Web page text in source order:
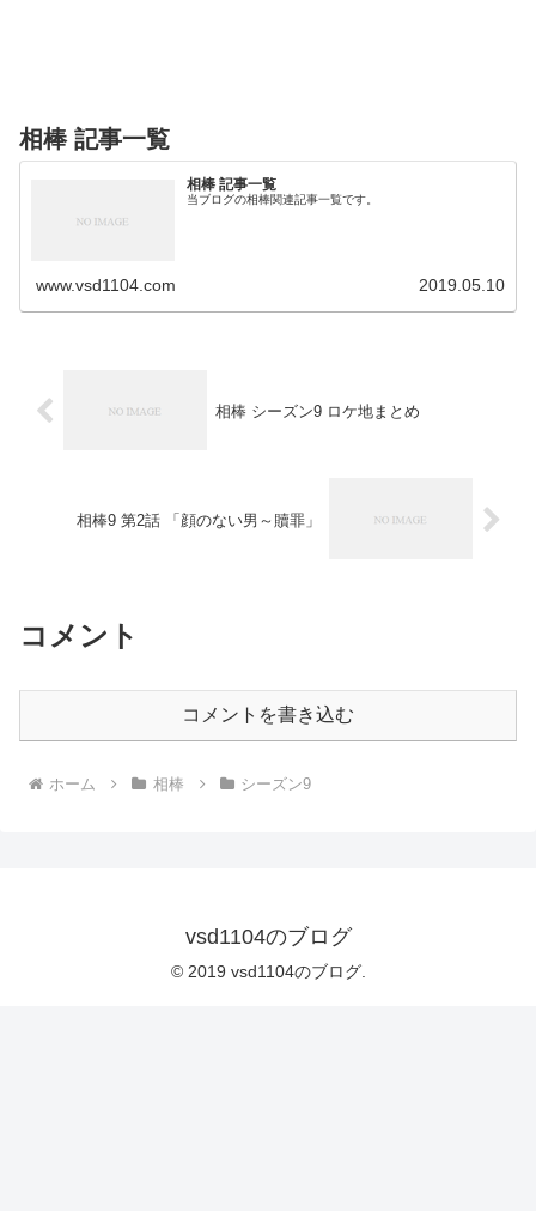
相棒 記事一覧
相棒 記事一覧
当ブログの相棒関連記事一覧です。
www.vsd1104.com 2019.05.10
相棒 シーズン9 ロケ地まとめ
相棒9 第2話 「顔のない男～贖罪」
コメント
コメントを書き込む
ホーム 相棒 シーズン9
vsd1104のブログ
© 2019 vsd1104のブログ.